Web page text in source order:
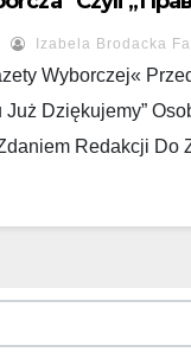
Izabela Brodacka
Wyborczej«
Już Dziękujemy”
Redakcji Do